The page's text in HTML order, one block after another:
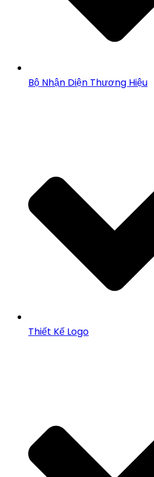
Bộ Nhận Diện Thương Hiệu
Thiết Kế Logo